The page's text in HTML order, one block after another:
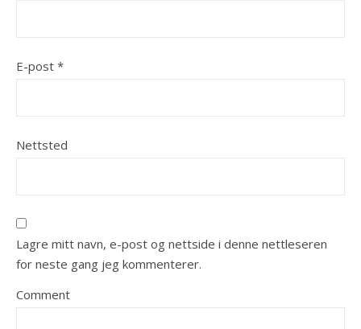
E-post *
Nettsted
Lagre mitt navn, e-post og nettside i denne nettleseren
for neste gang jeg kommenterer.
Comment